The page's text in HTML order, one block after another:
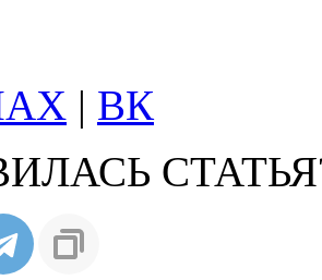
| ВК